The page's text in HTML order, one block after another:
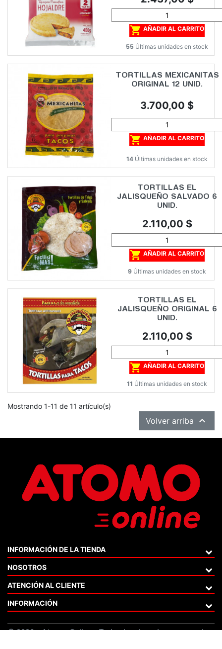
 AÑADIR AL CARRITO
55 Últimas unidades en stock
TORTILLAS MEXICANITAS
ORIGINAL 12 UNID.
Precio
3.700,00 $
 AÑADIR AL CARRITO
14 Últimas unidades en stock
TORTILLAS EL
JALISQUEÑO SALVADO 6
UNID.
Precio
2.110,00 $
 AÑADIR AL CARRITO
9 Últimas unidades en stock
TORTILLAS EL
JALISQUEÑO ORIGINAL 6
UNID.
Precio
2.110,00 $
 AÑADIR AL CARRITO
11 Últimas unidades en stock
Mostrando 1-11 de 11 artículo(s)
Volver arriba 
INFORMACIÓN DE LA TIENDA
NOSOTROS
ATENCIÓN AL CLIENTE
INFORMACIÓN